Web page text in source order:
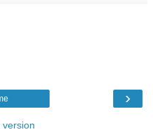
›
version